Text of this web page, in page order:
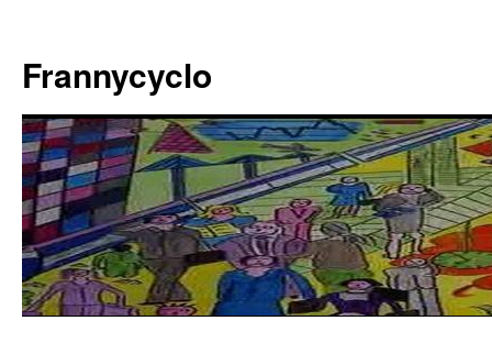
contenu
Frannycyclo